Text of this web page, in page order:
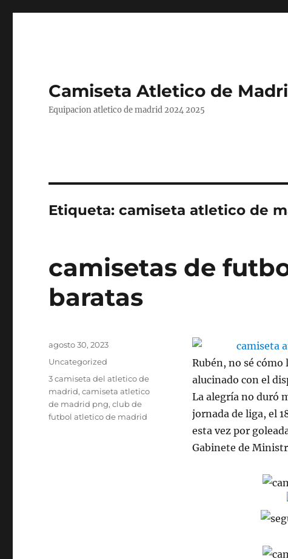
Camiseta Atletico de
Equipacion atletico de madrid 2024 2025
Etiqueta:camiseta atletico de
camisetas de
baratas
Rubén, no sé
alucinado con el
La alegría no duró
jornada de liga, el
esta vez por
Gabinete de
Publicado
agosto 30, 2023
Categorías
Uncategorized
Etiquetas
3 camiseta del atletico de
madrid,camiseta atletico
de madrid png,club de
futbol atletico de madrid